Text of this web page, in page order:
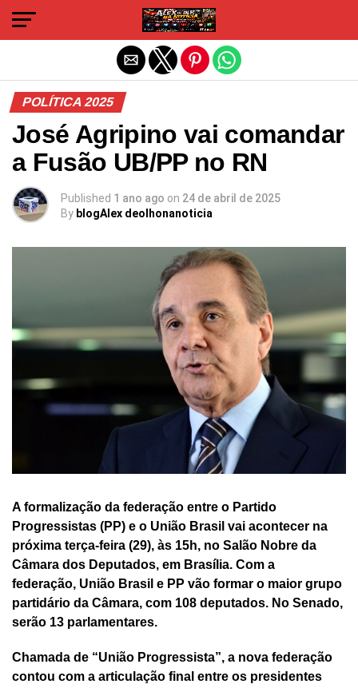
POLÍTICA 2025
José Agripino vai comandar
a Fusão UB/PP no RN
Published 1 ano ago on 24 de abril de 2025
By blogAlex deolhonanoticia
A formalização da federação entre o Partido
Progressistas (PP) e o União Brasil vai acontecer na
próxima terça-feira (29), às 15h, no Salão Nobre da
Câmara dos Deputados, em Brasília. Com a
federação, União Brasil e PP vão formar o maior grupo
partidário da Câmara, com 108 deputados. No Senado,
serão 13 parlamentares.
Chamada de “União Progressista”, a nova federação
contou com a articulação final entre os presidentes
Sair da versão mobile